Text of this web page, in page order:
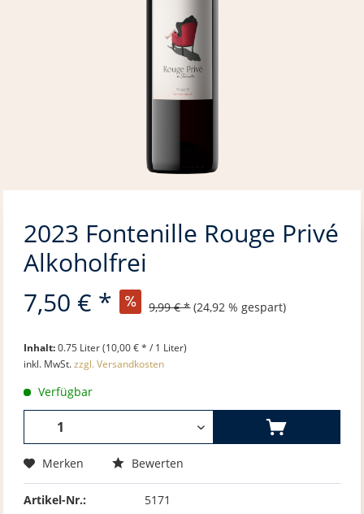
2023 Fontenille Rouge Privé
Alkoholfrei
7,50 € *
9,99 € * (24,92 % gespart)
Inhalt:0.75 Liter (10,00 € * / 1 Liter)
inkl. MwSt.zzgl. Versandkosten
Verfügbar
Merken Bewerten
Artikel-Nr.:
5171